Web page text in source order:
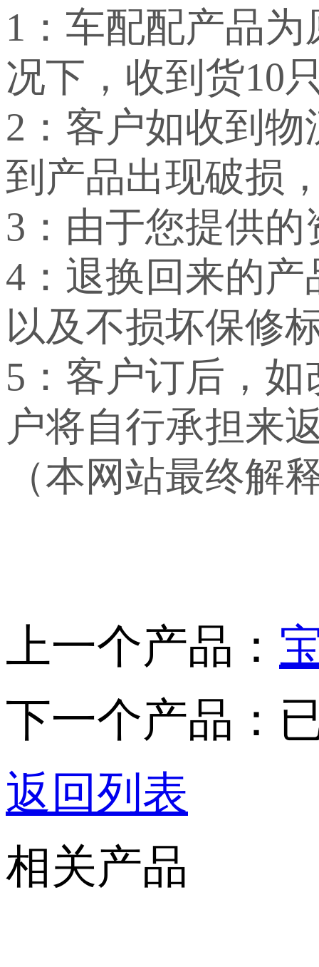
1：车配配产品
况下，收到货10
2：客户如收到
到产品出现破损
3：由于您提供
4：退换回来的
以及不损坏保修
5：客户订后，
户将自行承担来
（本网站最终解
上一个产品：
下一个产品：
返回列表
相关产品